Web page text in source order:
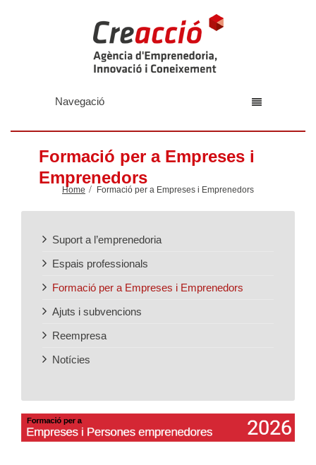
Navegació
Formació per a Empreses i
Emprenedors
Home Formació per a Empreses i Emprenedors
Suport a l’emprenedoria
Espais professionals
Formació per a Empreses i Emprenedors
Ajuts i subvencions
Reempresa
Notícies